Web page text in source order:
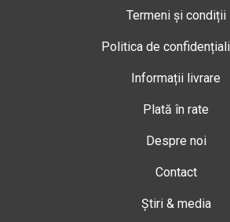
Termeni și condiții
Politica de
Informații livrare
Plată în rate
Despre noi
Contact
Știri & media